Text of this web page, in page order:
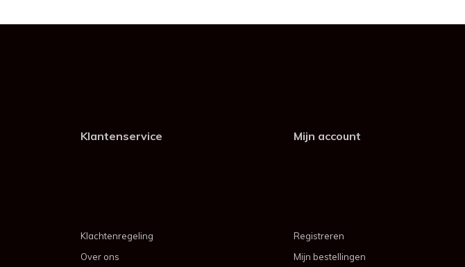
Klantenservice
Klachtenregeling
Over ons
Mijn account
Registreren
Mijn bestellingen